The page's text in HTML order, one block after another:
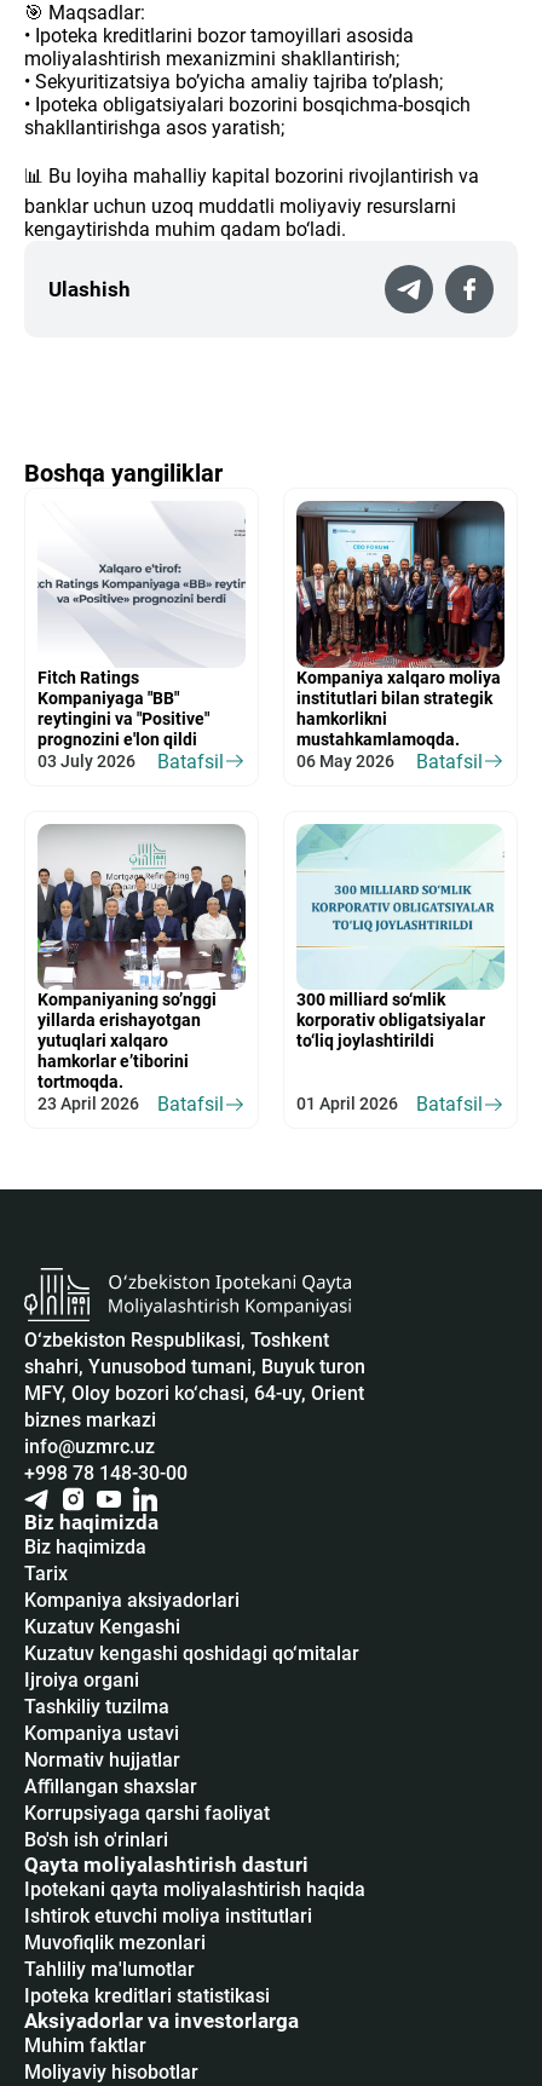
🎯 Maqsadlar:
• Ipoteka kreditlarini bozor tamoyillari asosida
moliyalashtirish mexanizmini shakllantirish;
• Sekyuritizatsiya boʼyicha amaliy tajriba toʼplash;
• Ipoteka obligatsiyalari bozorini bosqichma-bosqich
shakllantirishga asos yaratish;
📊 Bu loyiha mahalliy kapital bozorini rivojlantirish va
banklar uchun uzoq muddatli moliyaviy resurslarni
kengaytirishda muhim qadam bo‘ladi.
Ulashish
Boshqa yangiliklar
Fitch Ratings
Kompaniyaga "BB"
reytingini va "Positive"
prognozini e'lon qildi
03 July 2026
Batafsil
Kompaniya xalqaro moliya
institutlari bilan strategik
hamkorlikni
mustahkamlamoqda.
06 May 2026
Batafsil
Kompaniyaning so’nggi
yillarda erishayotgan
yutuqlari xalqaro
hamkorlar e’tiborini
tortmoqda.
23 April 2026
Batafsil
300 milliard so‘mlik
korporativ obligatsiyalar
to‘liq joylashtirildi
01 April 2026 Batafsil
O‘zbekiston Respublikasi, Toshkent
shahri, Yunusobod tumani, Buyuk turon
MFY, Oloy bozori ko‘chasi, 64-uy, Orient
biznes markazi
info@uzmrc.uz
+998 78 148-30-00
Biz haqimizda
Biz haqimizda
Tarix
Kompaniya aksiyadorlari
Kuzatuv Kengashi
Kuzatuv kengashi qoshidagi qo‘mitalar
Ijroiya organi
Tashkiliy tuzilma
Kompaniya ustavi
Normativ hujjatlar
Affillangan shaxslar
Korrupsiyaga qarshi faoliyat
Bo'sh ish o'rinlari
Qayta moliyalashtirish dasturi
Ipotekani qayta moliyalashtirish haqida
Ishtirok etuvchi moliya institutlari
Muvofiqlik mezonlari
Tahliliy ma'lumotlar
Ipoteka kreditlari statistikasi
Aksiyadorlar va investorlarga
Muhim faktlar
Moliyaviy hisobotlar